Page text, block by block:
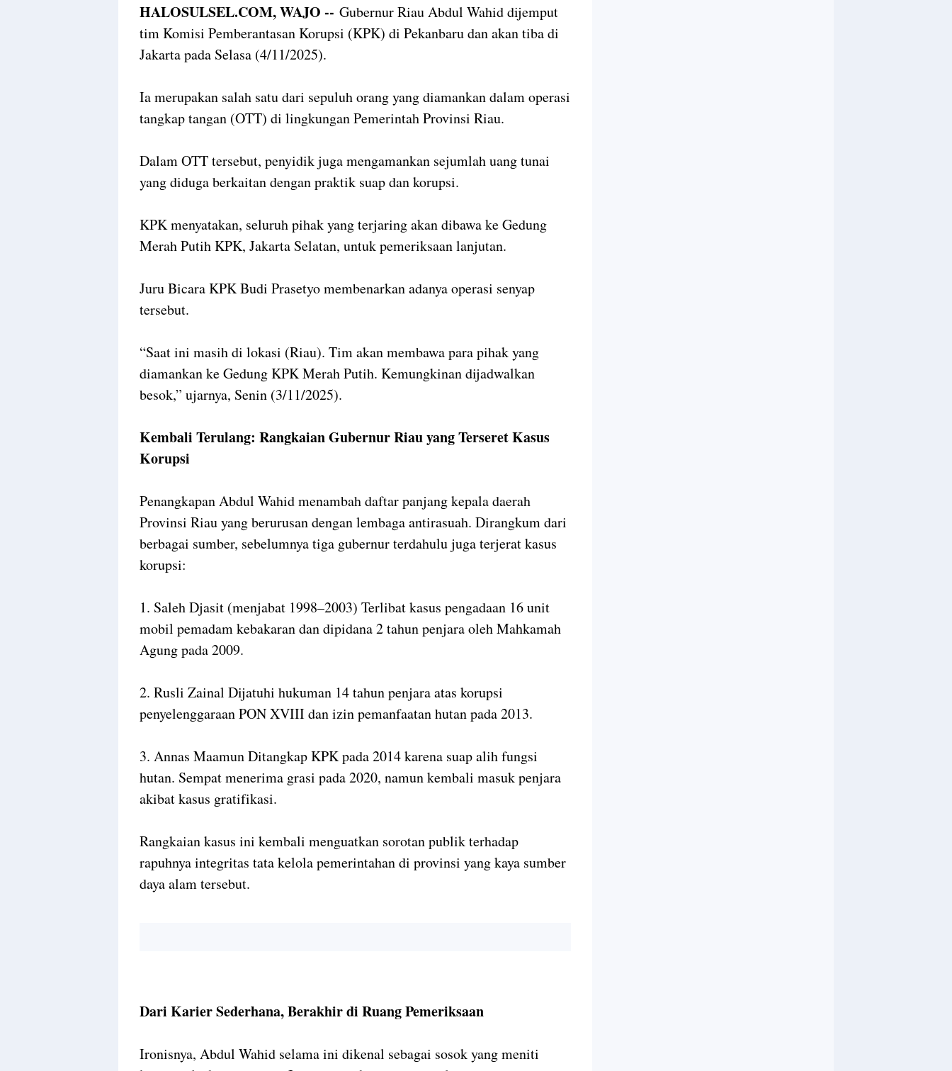
HALOSULSEL.COM, WAJO -- Gubernur Riau Abdul Wahid dijemput
tim Komisi Pemberantasan Korupsi (KPK) di Pekanbaru dan akan tiba di
Jakarta pada Selasa (4/11/2025).
Ia merupakan salah satu dari sepuluh orang yang diamankan dalam operasi
tangkap tangan (OTT) di lingkungan Pemerintah Provinsi Riau.
Dalam OTT tersebut, penyidik juga mengamankan sejumlah uang tunai
yang diduga berkaitan dengan praktik suap dan korupsi.
KPK menyatakan, seluruh pihak yang terjaring akan dibawa ke Gedung
Merah Putih KPK, Jakarta Selatan, untuk pemeriksaan lanjutan.
Juru Bicara KPK Budi Prasetyo membenarkan adanya operasi senyap
tersebut.
“Saat ini masih di lokasi (Riau). Tim akan membawa para pihak yang
diamankan ke Gedung KPK Merah Putih. Kemungkinan dijadwalkan
besok,” ujarnya, Senin (3/11/2025).
Kembali Terulang: Rangkaian Gubernur Riau yang Terseret Kasus
Korupsi
Penangkapan Abdul Wahid menambah daftar panjang kepala daerah
Provinsi Riau yang berurusan dengan lembaga antirasuah. Dirangkum dari
berbagai sumber, sebelumnya tiga gubernur terdahulu juga terjerat kasus
korupsi:
1. Saleh Djasit (menjabat 1998–2003) Terlibat kasus pengadaan 16 unit
mobil pemadam kebakaran dan dipidana 2 tahun penjara oleh Mahkamah
Agung pada 2009.
2. Rusli Zainal Dijatuhi hukuman 14 tahun penjara atas korupsi
penyelenggaraan PON XVIII dan izin pemanfaatan hutan pada 2013.
3. Annas Maamun Ditangkap KPK pada 2014 karena suap alih fungsi
hutan. Sempat menerima grasi pada 2020, namun kembali masuk penjara
akibat kasus gratifikasi.
Rangkaian kasus ini kembali menguatkan sorotan publik terhadap
rapuhnya integritas tata kelola pemerintahan di provinsi yang kaya sumber
daya alam tersebut.